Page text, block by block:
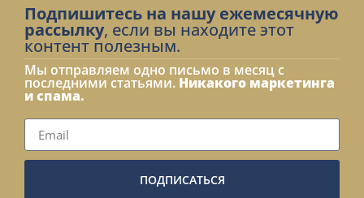
Подпишитесь на нашу ежемесячную
рассылку, если вы находите этот
контент полезным.
Мы отправляем одно письмо в месяц с
последними статьями. Никакого маркетинга
и спама.
ПОДПИСАТЬСЯ